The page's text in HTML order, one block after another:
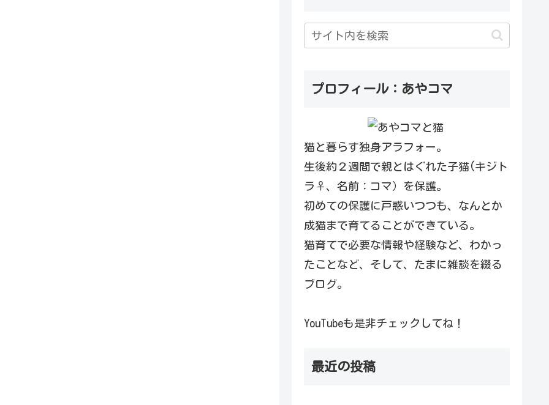
プロフィール：あやコマ
猫と暮らす独身アラフォー。
生後約２週間で親とはぐれた子猫(キジト
ラ♀、名前：コマ）を保護。
初めての保護に戸惑いつつも、なんとか
成猫まで育てることができている。
猫育てで必要な情報や経験など、わかっ
たことなど、そして、たまに雑談を綴る
ブログ。
YouTubeも是非チェックしてね！
最近の投稿